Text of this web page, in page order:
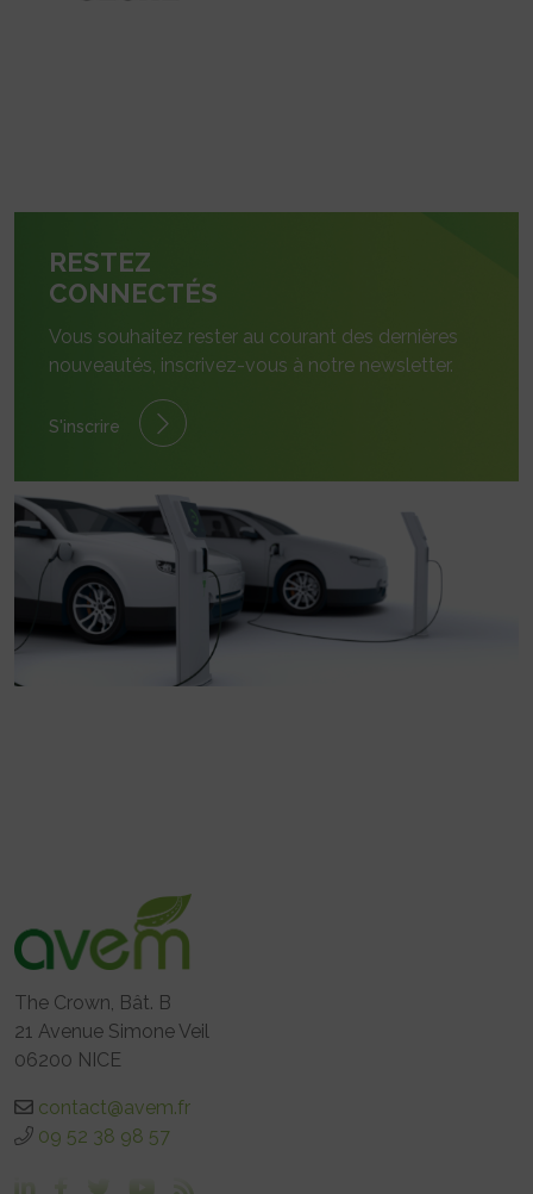
RESTEZ
CONNECTÉS
Vous souhaitez rester au courant des dernières
nouveautés, inscrivez-vous à notre newsletter.
S'inscrire
The Crown, Bât. B
21 Avenue Simone Veil
06200 NICE
contact@avem.fr
09 52 38 98 57